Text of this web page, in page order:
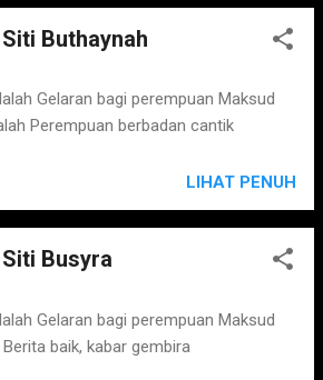
Buthaynah
Gelaran bagi perempuan Maksud
Perempuan berbadan cantik
LIHAT PENUH
Busyra
Gelaran bagi perempuan Maksud
baik, kabar gembira